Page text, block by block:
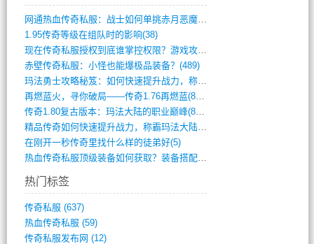
网通热血传奇私服：战士如何单挑赤月恶魔？(311)
1.95传奇等级在组队时的影响(38)
现在传奇私服授权到底谁掌控权限？游戏攻略(789)
赤壁传奇私服：小怪也能爆极品装备？(489)
玛法勇士攻略秘笈：如何快速提升战力，称霸(717)
再燃蓝火，寻你破局——传奇1.76再燃蓝(893)
传奇1.80复古版本：玛法大陆的职业巅峰(873)
精品传奇如何快速提升战力，称霸玛法大陆？(392)
在刚开一秒传奇里找什么样的徒弟好(5)
热血传奇私服顶级装备如何获取？装备搭配与(688)
热门标签
传奇私服 (637)
热血传奇私服 (59)
传奇私服发布网 (12)